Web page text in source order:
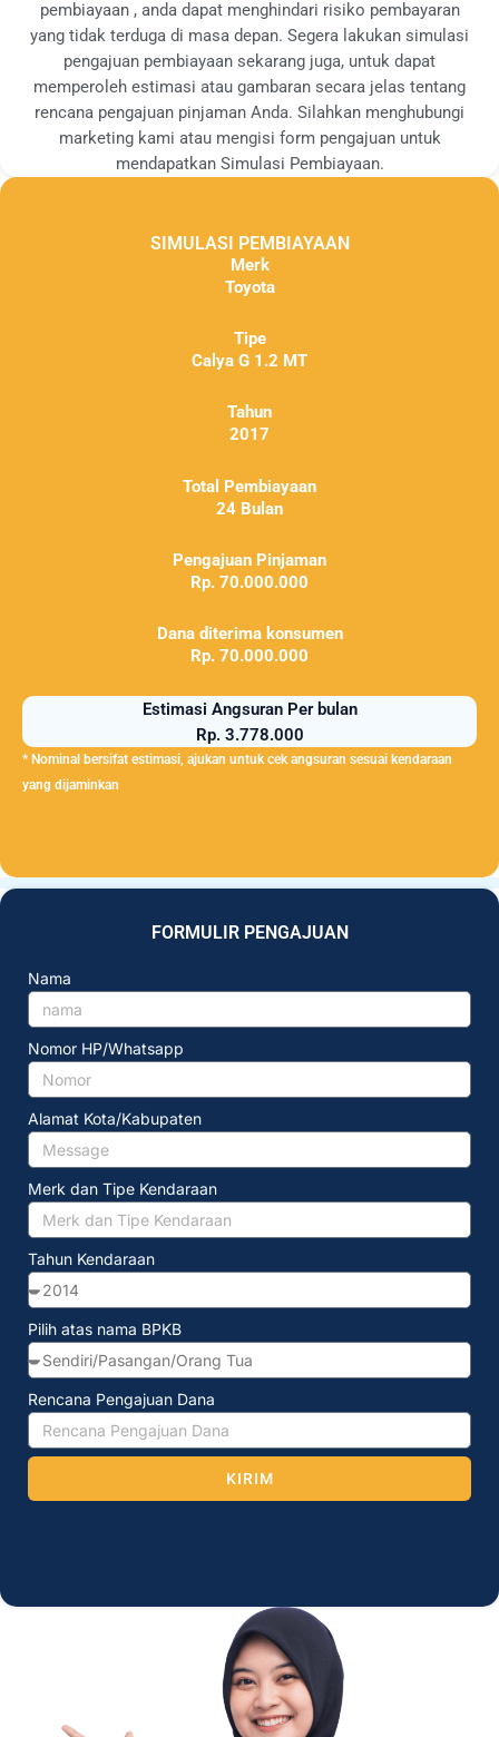
pembiayaan , anda dapat menghindari risiko pembayaran
yang tidak terduga di masa depan. Segera lakukan simulasi
pengajuan pembiayaan sekarang juga, untuk dapat
memperoleh estimasi atau gambaran secara jelas tentang
rencana pengajuan pinjaman Anda. Silahkan menghubungi
marketing kami atau mengisi form pengajuan untuk
mendapatkan Simulasi Pembiayaan.
SIMULASI PEMBIAYAAN
Merk
Toyota
Tipe
Calya G 1.2 MT
Tahun
2017
Total Pembiayaan
24 Bulan
Pengajuan Pinjaman
Rp. 70.000.000
Dana diterima konsumen
Rp. 70.000.000
Estimasi Angsuran Per bulan
Rp. 3.778.000
* Nominal bersifat estimasi, ajukan untuk cek angsuran sesuai kendaraan
yang dijaminkan
FORMULIR PENGAJUAN
Nama
Nomor HP/Whatsapp
Alamat Kota/Kabupaten
Merk dan Tipe Kendaraan
Tahun Kendaraan
Pilih atas nama BPKB
Rencana Pengajuan Dana
KIRIM